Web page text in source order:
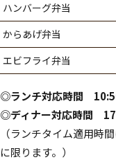
ハンバーグ弁当
からあげ弁当
エビフライ弁当
◎ランチ対応時間
◎ディナー対応時間
（ランチタイム適用時
に限ります。）